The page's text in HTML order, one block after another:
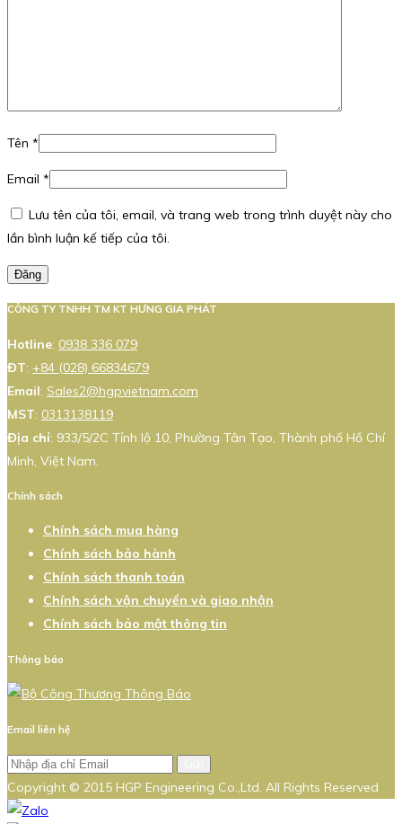
Tên *
Email *
Lưu tên của tôi, email, và trang web trong trình duyệt này cho
lần bình luận kế tiếp của tôi.
Đăng
CÔNG TY TNHH TM KT HƯNG GIA PHÁT
Hotline: 0938 336 079
ĐT: +84 (028) 66834679
Email: Sales2@hgpvietnam.com
MST: 0313138119
Địa chỉ: 933/5/2C Tỉnh lộ 10, Phường Tân Tạo, Thành phố Hồ Chí
Minh, Việt Nam.
Chính sách
Chính sách mua hàng
Chính sách bảo hành
Chính sách thanh toán
Chính sách vận chuyển và giao nhận
Chính sách bảo mật thông tin
Thông báo
Email liên hệ
Copyright © 2015 HGP Engineering Co.,Ltd. All Rights Reserved